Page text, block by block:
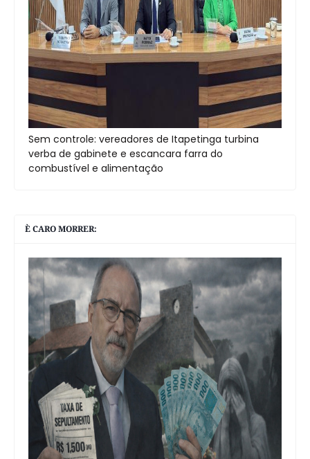
Sem controle: vereadores de Itapetinga turbina
verba de gabinete e escancara farra do
combustível e alimentação
È CARO MORRER: